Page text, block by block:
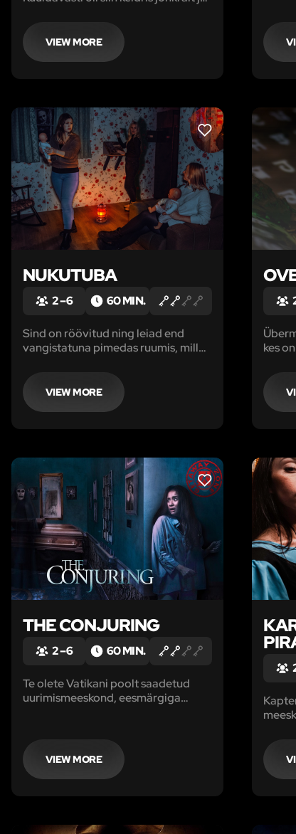
osad olid kõikjal laiali ja kui uurijad
hakkasid uurima sündmuse
tagamaid, hakkasid laiba osad
VIEW MORE
LIKE
NUKUTUBA
2 – 6 60 MIN.
Sind on röövitud ning leiad end
vangistatuna pimedas ruumis, mille
on tavaliselt väikeste laste
imearmsad mänguasjad.
VIEW MORE
kes
LIKE
THE CONJURING
2 – 6 60 MIN.
Te olete Vatikani poolt saadetud
uurimismeeskond, eesmärgiga
VIEW MORE
teele,
taas